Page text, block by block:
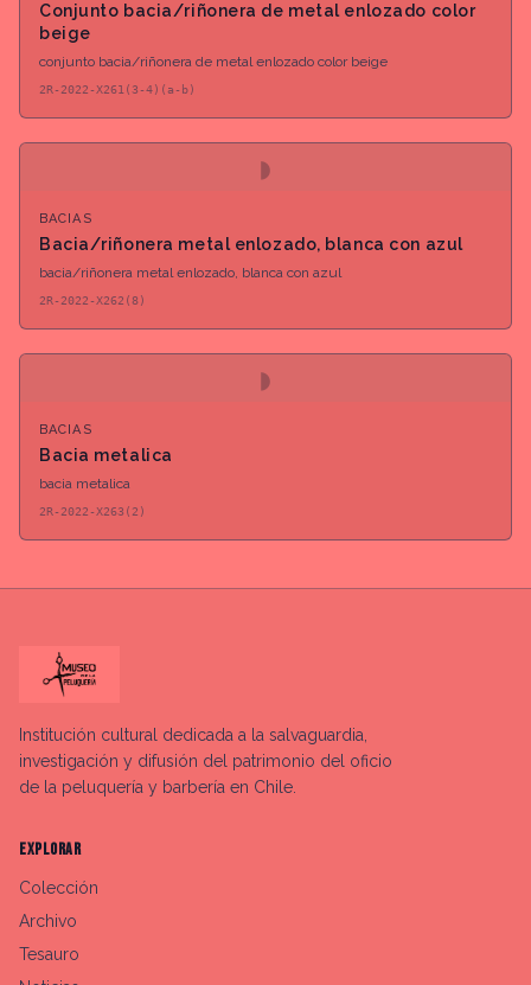
Conjunto bacia/riñonera de metal enlozado color
beige
conjunto bacia/riñonera de metal enlozado color beige
2R-2022-X261(3-4)(a-b)
◗
BACIAS
Bacia/riñonera metal enlozado, blanca con azul
bacia/riñonera metal enlozado, blanca con azul
2R-2022-X262(8)
◗
BACIAS
Bacia metalica
bacia metalica
2R-2022-X263(2)
Institución cultural dedicada a la salvaguardia,
investigación y difusión del patrimonio del oficio
de la peluquería y barbería en Chile.
EXPLORAR
Colección
Archivo
Tesauro